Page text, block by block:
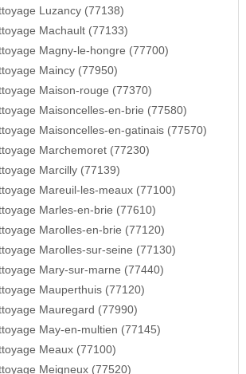
Luzancy (77138)
Machault (77133)
Magny-le-hongre (77700)
Maincy (77950)
Maison-rouge (77370)
Maisoncelles-en-brie (77580)
Maisoncelles-en-gatinais (77570)
Marchemoret (77230)
Marcilly (77139)
Mareuil-les-meaux (77100)
Marles-en-brie (77610)
Marolles-en-brie (77120)
Marolles-sur-seine (77130)
Mary-sur-marne (77440)
Mauperthuis (77120)
Mauregard (77990)
May-en-multien (77145)
Meaux (77100)
Meigneux (77520)